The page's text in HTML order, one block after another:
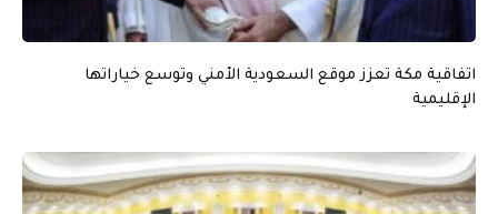
اتفاقية مكة تعزز موقع السعودية الأمني وتوسع خياراتها
الإقليمية